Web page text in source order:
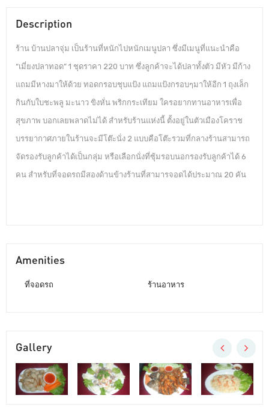
Description
ร้าน บ้านปลาจุ่ม เป็นร้านที่หนักไปหนักเมนูปลา ซึ่งมีเมนูที่แนะนำคือ
“เมี่ยงปลาทอด” 1 ชุดราคา 220 บาท ซึ่งลูกค้าจะได้ปลาทั้งตัว มีหัว มีก้าง
แถมมีหางมาให้ด้วย ทอดกรอบชุบแป้ง แถมแป้งกรอบๆมาให้อีก 1 ถุงเล็ก
กินกับใบชะพลู มะนาว ขิงหั่น พริกกระเทียม ใครอยากทานอาหารเพื่อ
สุขภาพ บอกเลยพลาดไม่ได้ สำหรับร้านแห่งนี้ ตั้งอยู่ในตัวเมืองโคราช
บรรยากาศภายในร้านจะมีโต๊ะนั่ง 2 แบบคือโต๊ะรวมที่กลางร้านสามารถ
จัดรองรับลูกค้าได้เป็นกลุ่ม หรือเลือกนั่งที่ซุ้มรอบนอกรองรับลูกค้าได้ 6
คน สำหรับที่จอดรถมีสองด้านข้างร้านที่สามารจอดได้ประมาณ 20 คัน
Amenities
ที่จอดรถ ร้านอาหาร
Gallery